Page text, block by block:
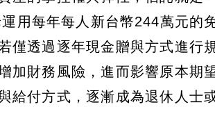
用每年每人新台幣244萬元的
僅透過逐年現金贈與方式進行
加財務風險，進而影響原本期
給付方式，逐漸成為退休人士